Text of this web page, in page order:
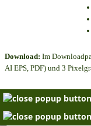
Download: Im
AI EPS, PDF) und 3